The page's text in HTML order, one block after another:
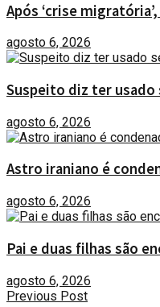
Após ‘crise
agosto 6, 2026
Suspeito diz ter usado
agosto 6, 2026
Astro iraniano é
agosto 6, 2026
Pai e duas filhas são
agosto 6, 2026
Previous Post